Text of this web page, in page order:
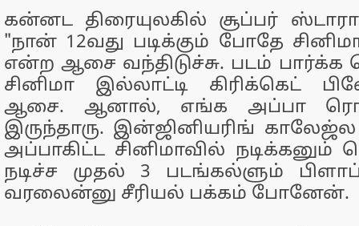
கன்னட திரையுலகில் சூப்பர்
"நான் 12வது படிக்கும் போதே
என்ற ஆசை வந்திடுச்சு. படம் பார்க்க
சினிமா இல்லாட்டி கிரிக்கெட்
ஆசை. ஆனால், எங்க அப்பா
இருந்தாரு. இன்ஜினியரிங் காலேஜ்ல
அப்பாகிட்ட சினிமாவில்
நடிச்ச முதல் 3 படங்கல்ளும் பிளாப்.
வரலைன்னு சீரியல் பக்கம் போனேன்.